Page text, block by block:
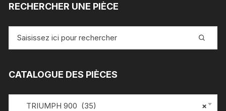
RECHERCHER UNE PIÈCE
pour
CATALOGUE DES PIÈCES
×
TRIUMPH 900 (35)